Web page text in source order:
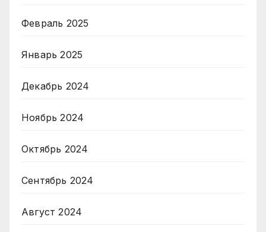
Февраль 2025
Январь 2025
Декабрь 2024
Ноябрь 2024
Октябрь 2024
Сентябрь 2024
Август 2024